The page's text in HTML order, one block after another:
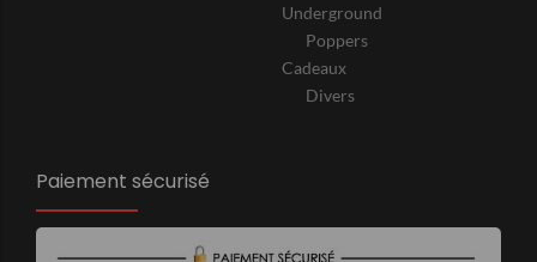
Underground
Poppers
Cadeaux
Divers
Paiement sécurisé